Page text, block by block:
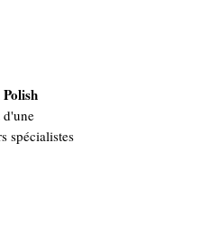
spécialistes
grâce à
et sa
de